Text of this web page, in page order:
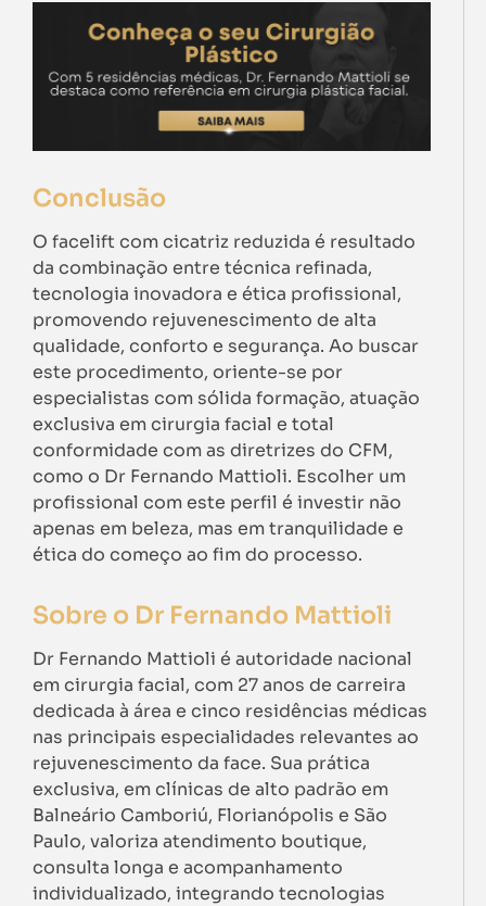
Conclusão
O facelift com cicatriz reduzida é resultado
da combinação entre técnica refinada,
tecnologia inovadora e ética profissional,
promovendo rejuvenescimento de alta
qualidade, conforto e segurança. Ao buscar
este procedimento, oriente-se por
especialistas com sólida formação, atuação
exclusiva em cirurgia facial e total
conformidade com as diretrizes do CFM,
como o Dr Fernando Mattioli. Escolher um
profissional com este perfil é investir não
apenas em beleza, mas em tranquilidade e
ética do começo ao fim do processo.
Sobre o Dr Fernando Mattioli
Dr Fernando Mattioli é autoridade nacional
em cirurgia facial, com 27 anos de carreira
dedicada à área e cinco residências médicas
nas principais especialidades relevantes ao
rejuvenescimento da face. Sua prática
exclusiva, em clínicas de alto padrão em
Balneário Camboriú, Florianópolis e São
Paulo, valoriza atendimento boutique,
consulta longa e acompanhamento
individualizado, integrando tecnologias